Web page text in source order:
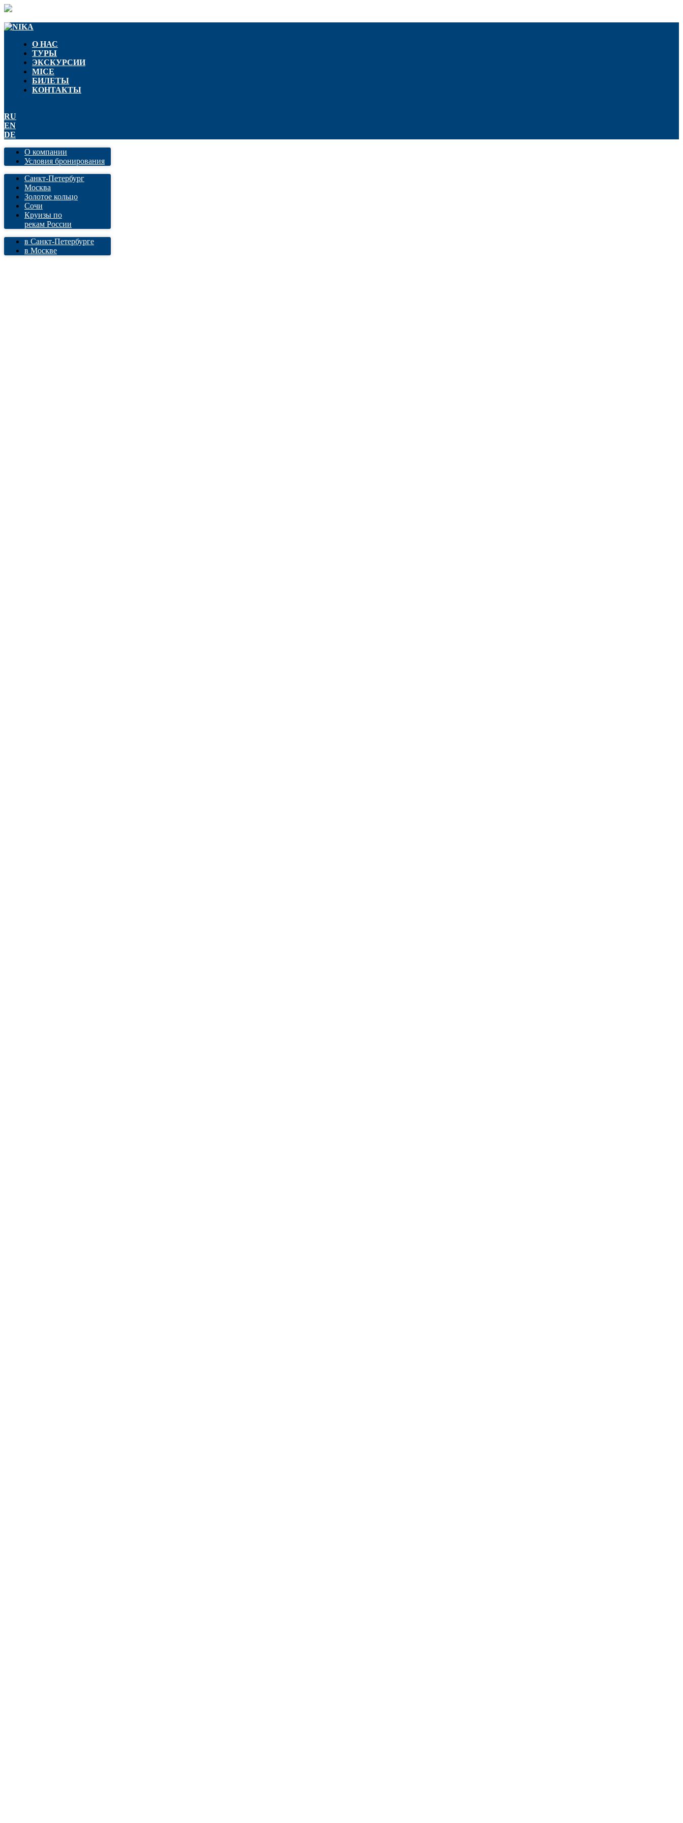
О НАС
ТУРЫ
ЭКСКУРСИИ
MICE
БИЛЕТЫ
КОНТАКТЫ
RU
EN
DE
О компании
Условия бронирования
Санкт-Петербург
Москва
Золотое кольцо
Сочи
Круизы по
рекам России
в Санкт-Петербурге
в Москве